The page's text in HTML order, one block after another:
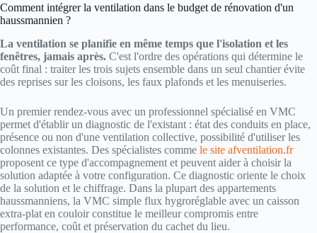
Comment intégrer la ventilation dans le budget de rénovation d'un
haussmannien ?
La ventilation se planifie en même temps que l'isolation et les
fenêtres, jamais après. C'est l'ordre des opérations qui détermine le
coût final : traiter les trois sujets ensemble dans un seul chantier évite
des reprises sur les cloisons, les faux plafonds et les menuiseries.
Un premier rendez-vous avec un professionnel spécialisé en VMC
permet d'établir un diagnostic de l'existant : état des conduits en place,
présence ou non d'une ventilation collective, possibilité d'utiliser les
colonnes existantes. Des spécialistes comme le site afventilation.fr
proposent ce type d'accompagnement et peuvent aider à choisir la
solution adaptée à votre configuration. Ce diagnostic oriente le choix
de la solution et le chiffrage. Dans la plupart des appartements
haussmanniens, la VMC simple flux hygroréglable avec un caisson
extra-plat en couloir constitue le meilleur compromis entre
performance, coût et préservation du cachet du lieu.